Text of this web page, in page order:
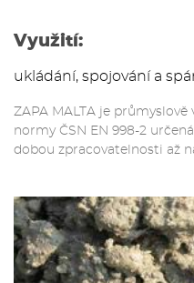
Využití:
ukládání, spojování a
ZAPA MALTA je
normy ČSN EN 998-2
dobou zpracovatelnosti až